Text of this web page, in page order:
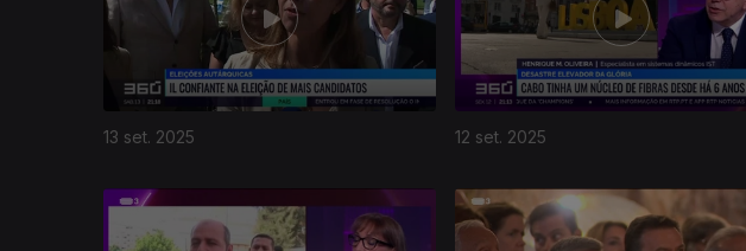
13 set. 2025 12 set. 2025
873903